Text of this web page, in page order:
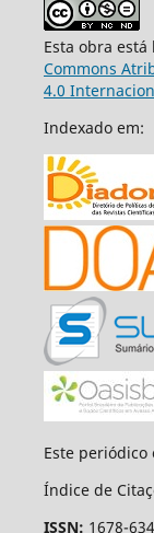
Esta obra
Commons
4.0
Indexado em:
Este periódico
Índice de
ISSN: 1678-